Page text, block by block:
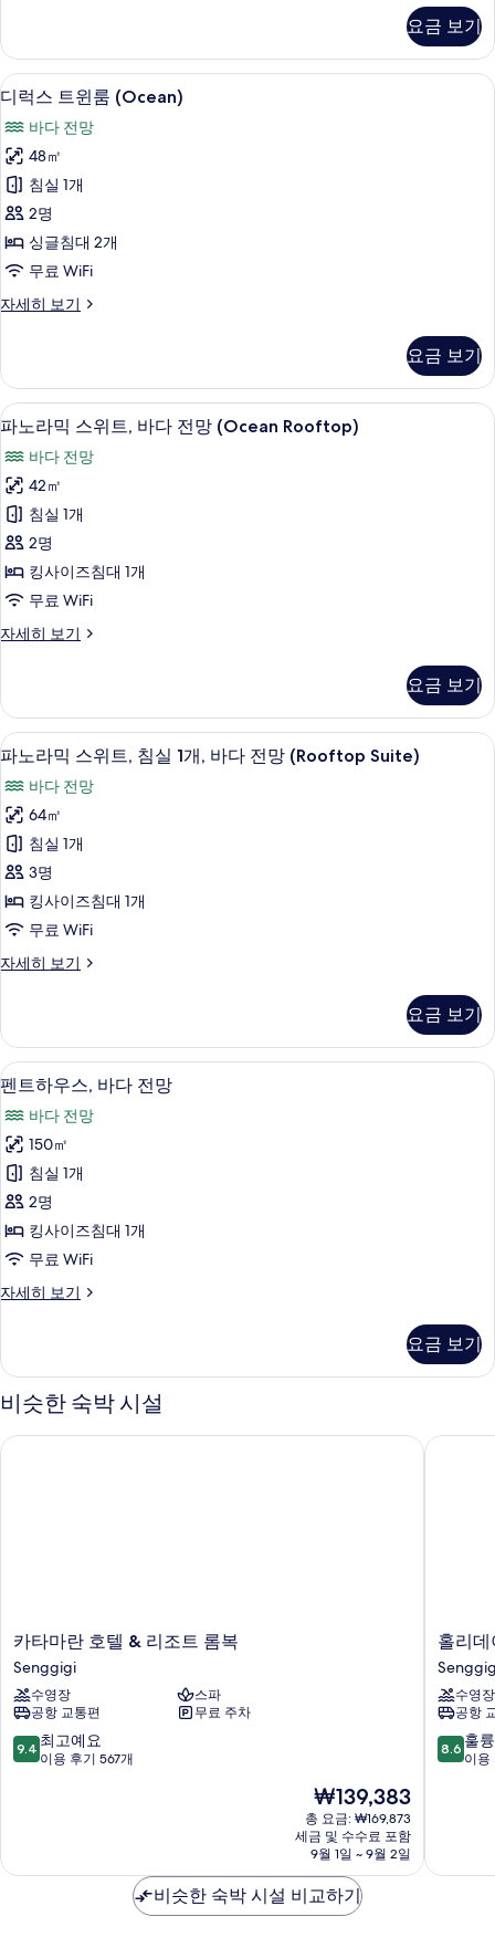
망
사
진
모
두
보
기
스
위
트,
바
다
전
망
자
세
히
보
기
요금 보기
디
럭
스
트
윈
룸
(Ocean)
사
진
두
보
기
디럭스 트윈룸 (Ocean) | 이집트산 면
6
디럭스 트윈룸 (Ocean)
바다 전망
48㎡
침실 1개
2명
싱글침대 2개
무료 WiFi
자세히 보기
디
윈
룸
(Ocean)
자
세
히
보
기
요금 보기
파
노
라
믹
스
위
트,
바
다
망
(Ocean
Rooftop)
사
진
모
두
보
기
파노라믹 스위트, 바다 전망 (Ocean
6
파노라믹 스위트, 바다 전망 (Ocean Rooftop)
바다 전망
42㎡
침실 1개
2명
킹사이즈침대 1개
무료 WiFi
자세히 보기
파
스
위
트,
바
다
전
망
(Ocean
Rooftop)
자
세
히
기
요금 보기
파
노
라
믹
스
위
트,
침
실
개,
바
다
전
망
(Rooftop
Suite)
사
진
모
두
기
파노라믹 스위트, 침실 1개, 바다 전망
3
파노라믹 스위트, 침실 1개, 바다 전망 (Rooftop Suite)
바다 전망
64㎡
침실 1개
3명
킹사이즈침대 1개
무료 WiFi
자세히 보기
파
스
위
트,
실
개,
바
다
전
망
(Rooftop
자
보
기
요금 보기
펜
트
하
우
스,
바
다
전
망
진
모
두
보
펜트하우스, 바다 전망 | 이집트산 면
6
펜트하우스, 바다 전망
바다 전망
150㎡
침실 1개
2명
킹사이즈침대 1개
무료 WiFi
자세히 보기
펜
스,
다
망
요금 보기
비슷한 숙박 시설
카
타
마
란
호
텔
&
Senggigi
카타마란 호텔 & 리조트 롬복
Senggigi
수영장
스파
공항 교통편
무료 주차
10
점
최
9.4 최고예요
이용 후기 567개
현
재
요
금
₩139,383
₩139,383
총 요금: ₩169,873
세금 및 수수료 포함
9월 1일 ~ 9월 2일
카타마란 호텔 & 리조트 롬복
홀
리
데
이
리
조
트
홀리
수영장
공항
10
점
훌
8.6 훌
이용
홀리데
비슷한 숙박 시설 비교하기